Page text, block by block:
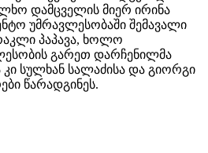
დამცველის მიერ ირინა
უმრავლესობაში შემავალი
პაპავა, ხოლო
გარეთ დარჩენილმა
კი სულხან სალაძისა და გიორგი
წარადგინეს.